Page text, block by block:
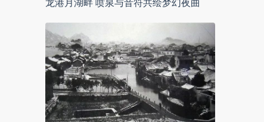
龙港月湖畔 喷泉与音符共绘梦幻夜曲